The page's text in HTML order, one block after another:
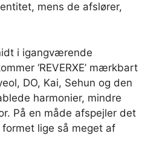
mens de afslører,
i igangværende
‘REVERXE’ mærkbart
DO, Kai, Sehun og den
harmonier, mindre
På en måde afspejler det
lige så meget af